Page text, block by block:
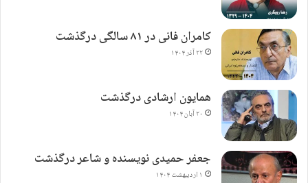
کامران فانی در ۸۱ سالگی درگذشت
۲۲ آذر ۱۴۰۴
همایون ارشادی درگذشت
۲۰ آبان ۱۴۰۴
جعفر حمیدی نویسنده و شاعر درگذشت
۱ اردیبهشت ۱۴۰۴